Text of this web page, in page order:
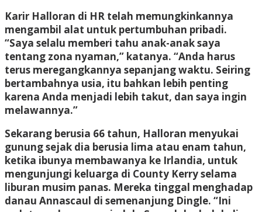
Karir Halloran di HR telah memungkinkannya
mengambil alat untuk pertumbuhan pribadi.
“Saya selalu memberi tahu anak-anak saya
tentang zona nyaman,” katanya. “Anda harus
terus meregangkannya sepanjang waktu. Seiring
bertambahnya usia, itu bahkan lebih penting
karena Anda menjadi lebih takut, dan saya ingin
melawannya.”
Sekarang berusia 66 tahun, Halloran menyukai
gunung sejak dia berusia lima atau enam tahun,
ketika ibunya membawanya ke Irlandia, untuk
mengunjungi keluarga di County Kerry selama
liburan musim panas. Mereka tinggal menghadap
danau Annascaul di semenanjung Dingle. “Ini